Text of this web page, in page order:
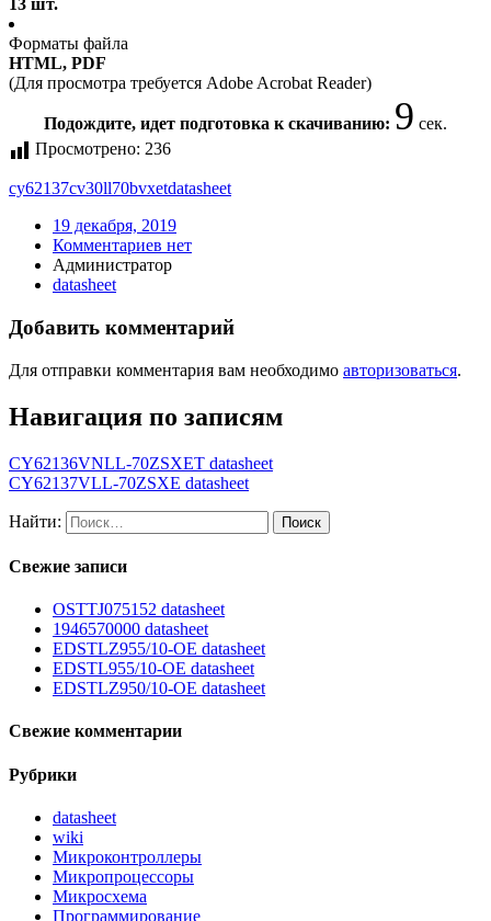
13 шт.
Форматы файла
HTML, PDF
(Для просмотра требуется Adobe Acrobat Reader)
Подождите, идет подготовка к скачиванию: 9 сек.
Просмотрено: 236
cy62137cv30ll70bvxetdatasheet
19 декабря, 2019
Комментариев нет
Администратор
datasheet
Добавить комментарий
Для отправки комментария вам необходимо авторизоваться.
Навигация по записям
CY62136VNLL-70ZSXET datasheet
CY62137VLL-70ZSXE datasheet
Найти:
Свежие записи
OSTTJ075152 datasheet
1946570000 datasheet
EDSTLZ955/10-OE datasheet
EDSTL955/10-OE datasheet
EDSTLZ950/10-OE datasheet
Свежие комментарии
Рубрики
datasheet
wiki
Микроконтроллеры
Микропроцессоры
Микросхема
Программирование